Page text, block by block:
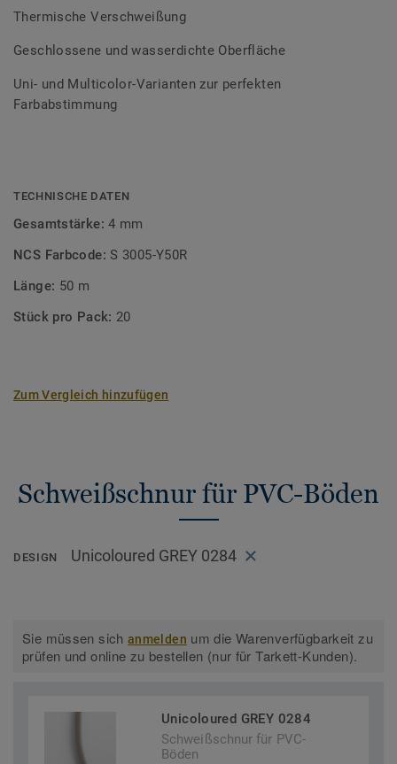
von Kontrastfarben lassen sich auch besondere
Thermische Verschweißung
Geschlossene und wasserdichte Oberfläche
Uni- und Multicolor-Varianten zur perfekten
Farbabstimmung
TECHNISCHE DATEN
Gesamtstärke:4 mm
NCS Farbcode:S 3005-Y50R
Länge: 50 m
Stück pro Pack: 20
Zum Vergleich hinzufügen
Schweißschnur für PVC-Böden
DESIGN Unicoloured GREY 0284
Sie müssen sichanmelden um die Warenverfügbarkeit zu
prüfen und online zu bestellen (nur für Tarkett-Kunden).
Unicoloured GREY 0284
Schweißschnur für PVC-
Böden